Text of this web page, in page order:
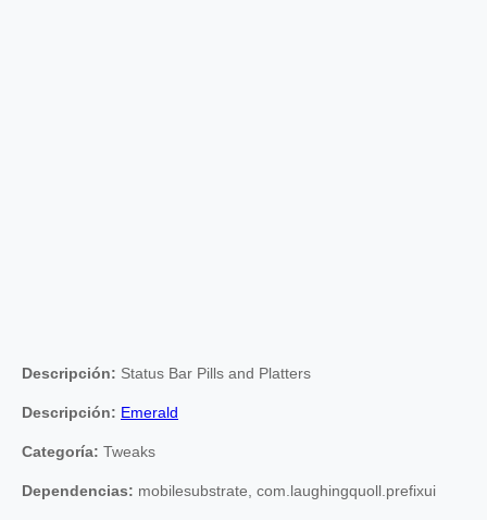
Descripción: Status Bar Pills and Platters
Descripción: Emerald
Categoría: Tweaks
Dependencias: mobilesubstrate, com.laughingquoll.prefixui